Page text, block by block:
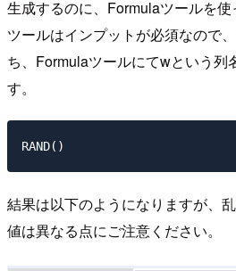
生成するのに、Formulaツールを
ツールはインプットが必須なので
ち、Formulaツールにてwという列
す。
結果は以下のようになりますが、
値は異なる点にご注意ください。